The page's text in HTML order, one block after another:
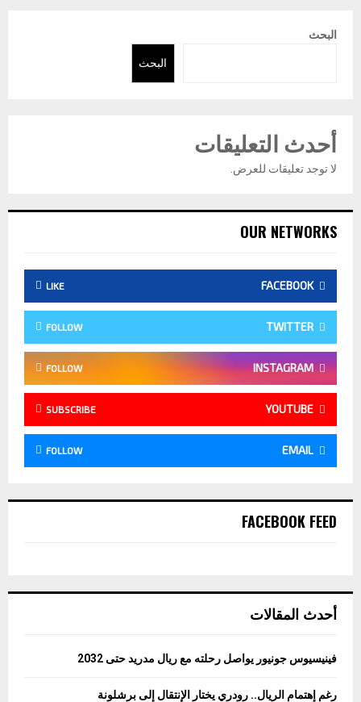
البحث
البحث
أحدث التعليقات
لا توجد تعليقات للعرض.
OUR NETWORKS
FACEBOOK
LIKE
TWITTER
FOLLOW
INSTAGRAM
FOLLOW
YOUTUBE
SUBSCRIBE
EMAIL
FOLLOW
FACEBOOK FEED
أحدث المقالات
فينيسيوس جونيور يواصل رحلته مع ريال مدريد حتى 2032
رغم إهتمام الريال.. رودري يختار الإنتقال إلى برشلونة